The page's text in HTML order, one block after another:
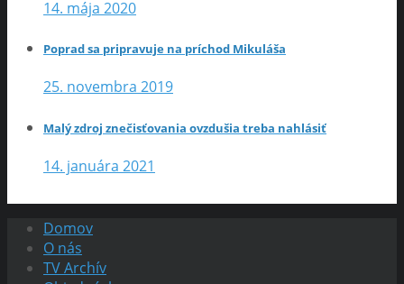
14. mája 2020
Poprad sa pripravuje na príchod Mikuláša
25. novembra 2019
Malý zdroj znečisťovania ovzdušia treba nahlásiť
14. januára 2021
Domov
O nás
TV Archív